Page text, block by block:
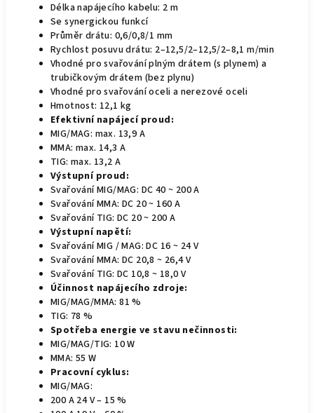
Délka napájecího kabelu: 2 m
Se synergickou funkcí
Průměr drátu: 0,6/0,8/1 mm
Rychlost posuvu drátu: 2–12,5/2–12,5/2–8,1 m/min
Vhodné pro svařování plným drátem (s plynem) a
trubičkovým drátem (bez plynu)
Vhodné pro svařování oceli a nerezové oceli
Hmotnost: 12,1 kg
Efektivní napájecí proud:
MIG/MAG: max. 13,9 A
MMA: max. 14,3 A
TIG: max. 13,2 A
Výstupní proud:
Svařování MIG/MAG: DC 40 ~ 200 A
Svařování MMA: DC 20 ~ 160 A
Svařování TIG: DC 20 ~ 200 A
Výstupní napětí:
Svařování MIG / MAG: DC 16 ~ 24 V
Svařování MMA: DC 20,8 ~ 26,4 V
Svařování TIG: DC 10,8 ~ 18,0 V
Účinnost napájecího zdroje:
MIG/MAG/MMA: 81 %
TIG: 78 %
Spotřeba energie ve stavu nečinnosti:
MIG/MAG/TIG: 10 W
MMA: 55 W
Pracovní cyklus:
MIG/MAG:
200 A 24 V – 15 %